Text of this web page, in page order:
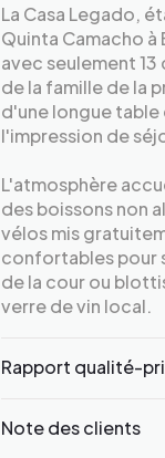
La Casa Legado,
Quinta Camacho
avec seulement 13
de la famille de la
d'une longue
l'impression de
L'atmosphère
des boissons non
vélos mis
confortables pour
de la cour ou
verre de vin local.
Rapport qualité-
Note des clients